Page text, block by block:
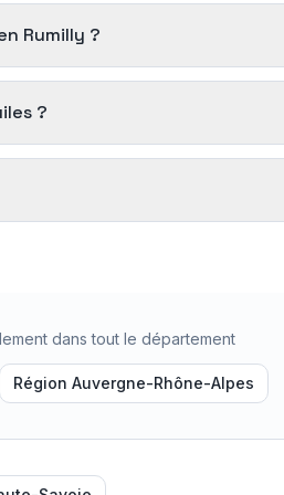
Rumilly ?
?
dans tout le département
Région Auvergne-Rhône-Alpes